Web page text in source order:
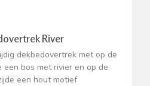
River
dekbedovertrek met op de
een bos met rivier en op de
een hout motief